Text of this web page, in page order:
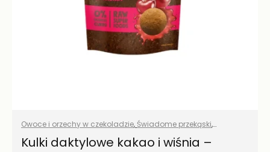
Owoce i orzechy w czekoladzie, Świadome przekąski,
Wszystkie produkty
Kulki daktylowe kakao i wiśnia –